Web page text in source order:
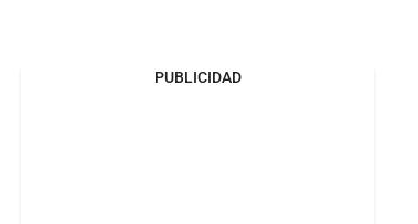
PUBLICIDAD